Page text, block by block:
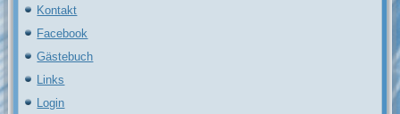
Kontakt
Facebook
Gästebuch
Links
Login